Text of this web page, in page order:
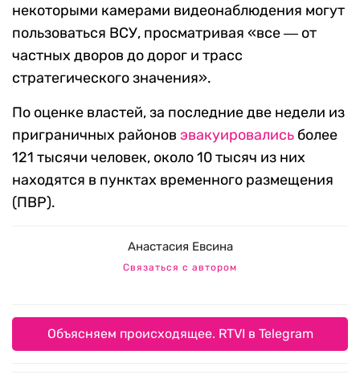
некоторыми камерами видеонаблюдения могут
пользоваться ВСУ, просматривая «все ― от
частных дворов до дорог и трасс
стратегического значения».
По оценке властей, за последние две недели из
приграничных районов эвакуировались более
121 тысячи человек, около 10 тысяч из них
находятся в пунктах временного размещения
(ПВР).
Анастасия Евсина
Связаться с автором
Объясняем происходящее. RTVI в Telegram